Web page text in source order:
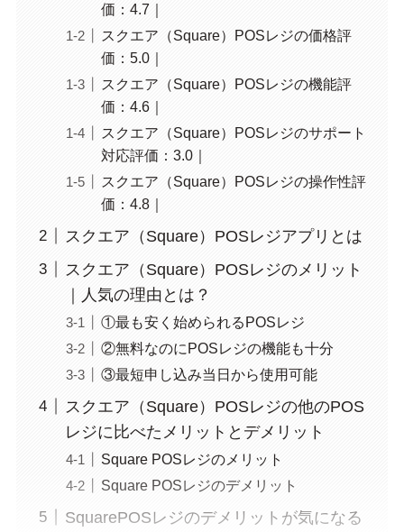
価：4.7｜
スクエア（Square）POSレジの価格評
価：5.0｜
スクエア（Square）POSレジの機能評
価：4.6｜
スクエア（Square）POSレジのサポート
対応評価：3.0｜
スクエア（Square）POSレジの操作性評
価：4.8｜
スクエア（Square）POSレジアプリとは
スクエア（Square）POSレジのメリット
｜人気の理由とは？
①最も安く始められるPOSレジ
②無料なのにPOSレジの機能も十分
③最短申し込み当日から使用可能
スクエア（Square）POSレジの他のPOS
レジに比べたメリットとデメリット
Square POSレジのメリット
Square POSレジのデメリット
SquarePOSレジのデメリットが気になる